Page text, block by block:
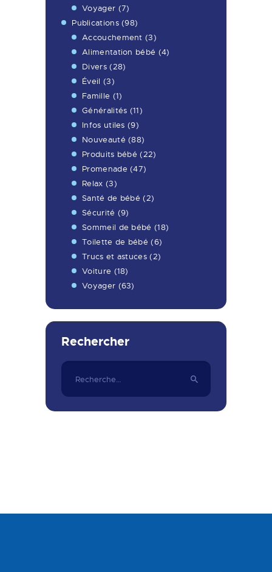
Voyager (7)
Publications(98)
Accouchement (3)
Alimentation bébé (4)
Divers(28)
Éveil (3)
Famille (1)
Généralités (11)
Infos utiles (9)
Nouveauté (88)
Produits bébé (22)
Promenade (47)
Relax (3)
Santé de bébé (2)
Sécurité (9)
Sommeil de bébé (18)
Toilette de bébé (6)
Trucs et astuces(2)
Voiture (18)
Voyager (63)
Rechercher
Rechercher :